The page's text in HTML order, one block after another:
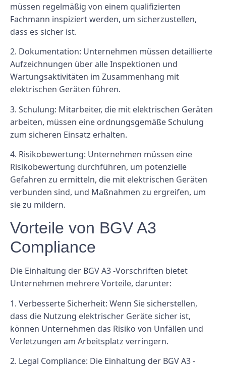
müssen regelmäßig von einem qualifizierten
Fachmann inspiziert werden, um sicherzustellen,
dass es sicher ist.
2. Dokumentation: Unternehmen müssen detaillierte
Aufzeichnungen über alle Inspektionen und
Wartungsaktivitäten im Zusammenhang mit
elektrischen Geräten führen.
3. Schulung: Mitarbeiter, die mit elektrischen Geräten
arbeiten, müssen eine ordnungsgemäße Schulung
zum sicheren Einsatz erhalten.
4. Risikobewertung: Unternehmen müssen eine
Risikobewertung durchführen, um potenzielle
Gefahren zu ermitteln, die mit elektrischen Geräten
verbunden sind, und Maßnahmen zu ergreifen, um
sie zu mildern.
Vorteile von BGV A3
Compliance
Die Einhaltung der BGV A3 -Vorschriften bietet
Unternehmen mehrere Vorteile, darunter:
1. Verbesserte Sicherheit: Wenn Sie sicherstellen,
dass die Nutzung elektrischer Geräte sicher ist,
können Unternehmen das Risiko von Unfällen und
Verletzungen am Arbeitsplatz verringern.
2. Legal Compliance: Die Einhaltung der BGV A3 -